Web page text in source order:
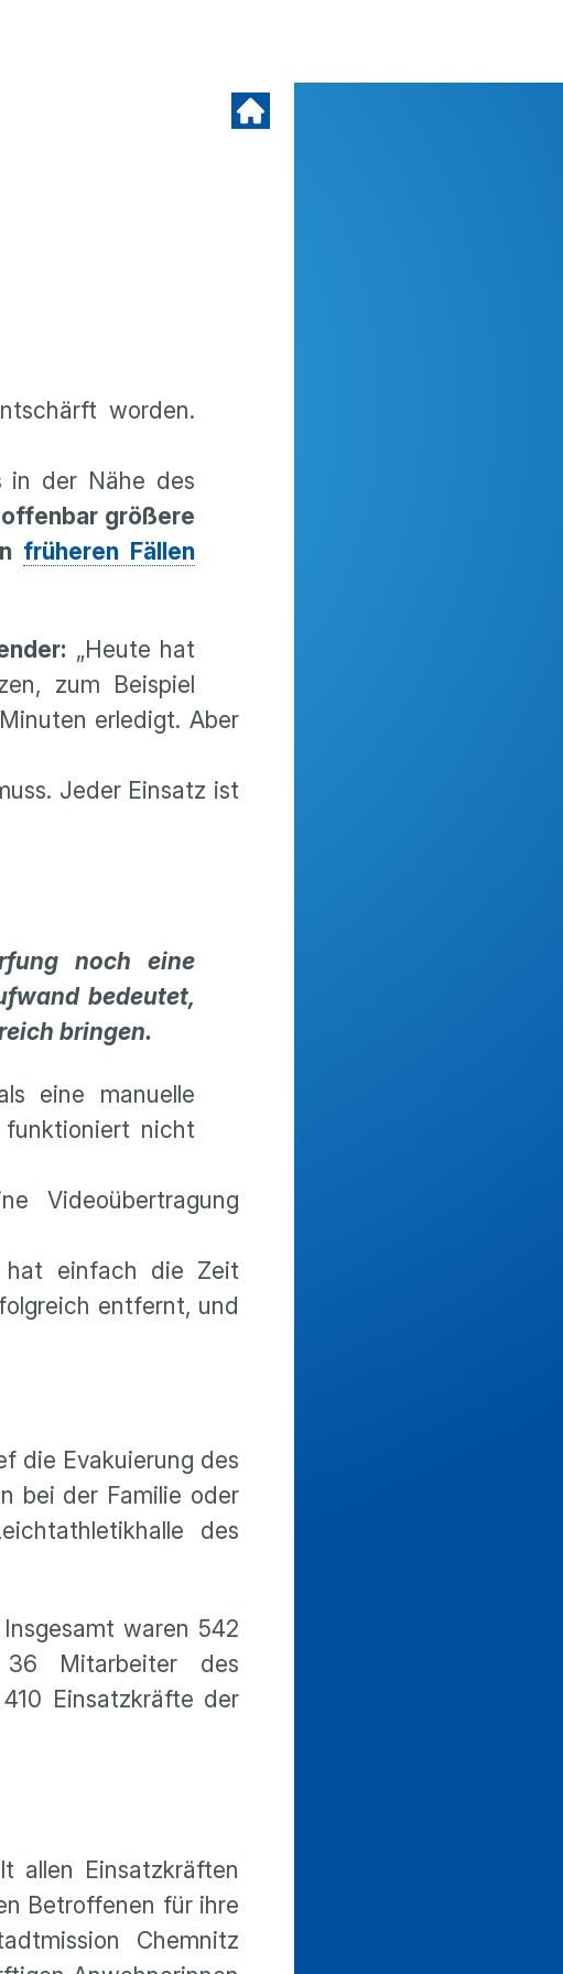
worden.
in der Nähe des
größere
früheren Fällen
„Heute hat
zum Beispiel
erledigt. Aber
Jeder Einsatz ist
noch eine
bedeutet,
bringen.
eine manuelle
funktioniert nicht
Videoübertragung
hat einfach die Zeit
entfernt, und
die Evakuierung des
bei der Familie oder
des
waren 542
Mitarbeiter des
Einsatzkräfte der
allen Einsatzkräften
Betroffenen für ihre
Chemnitz